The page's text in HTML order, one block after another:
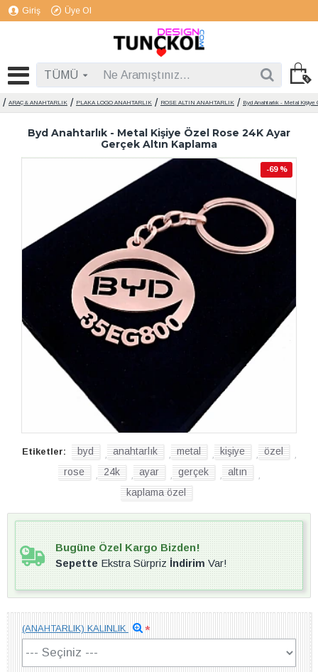
Giriş Üye Ol
TÜMÜ
ARAÇ & ANAHTARLIK PLAKA LOGO ANAHTARLIK ROSE ALTIN ANAHTARLIK Byd Anahtarlık - Metal Kişiye
Byd Anahtarlık - Metal Kişiye Özel Rose 24K Ayar
Gerçek Altın Kaplama
-69 %
Etiketler: byd anahtarlık metal kişiye özel
rose 24k ayar gerçek altın
kaplama özel
(ANAHTARLIK) KALINLIK
Bugüne Özel Kargo Bizden!
SepetteEkstra SürprizİndirimVar!